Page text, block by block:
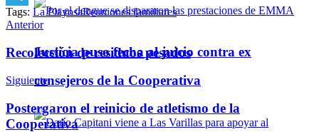
Justicia puso fecha al juicio contra ex
consejeros de la Cooperativa
Telegram
Tags: La PlayosaReuniones familiares
Anterior
Recolección de residuos pesados
Siguiente
Postergaron el reinicio de atletismo de la
Cooperativa